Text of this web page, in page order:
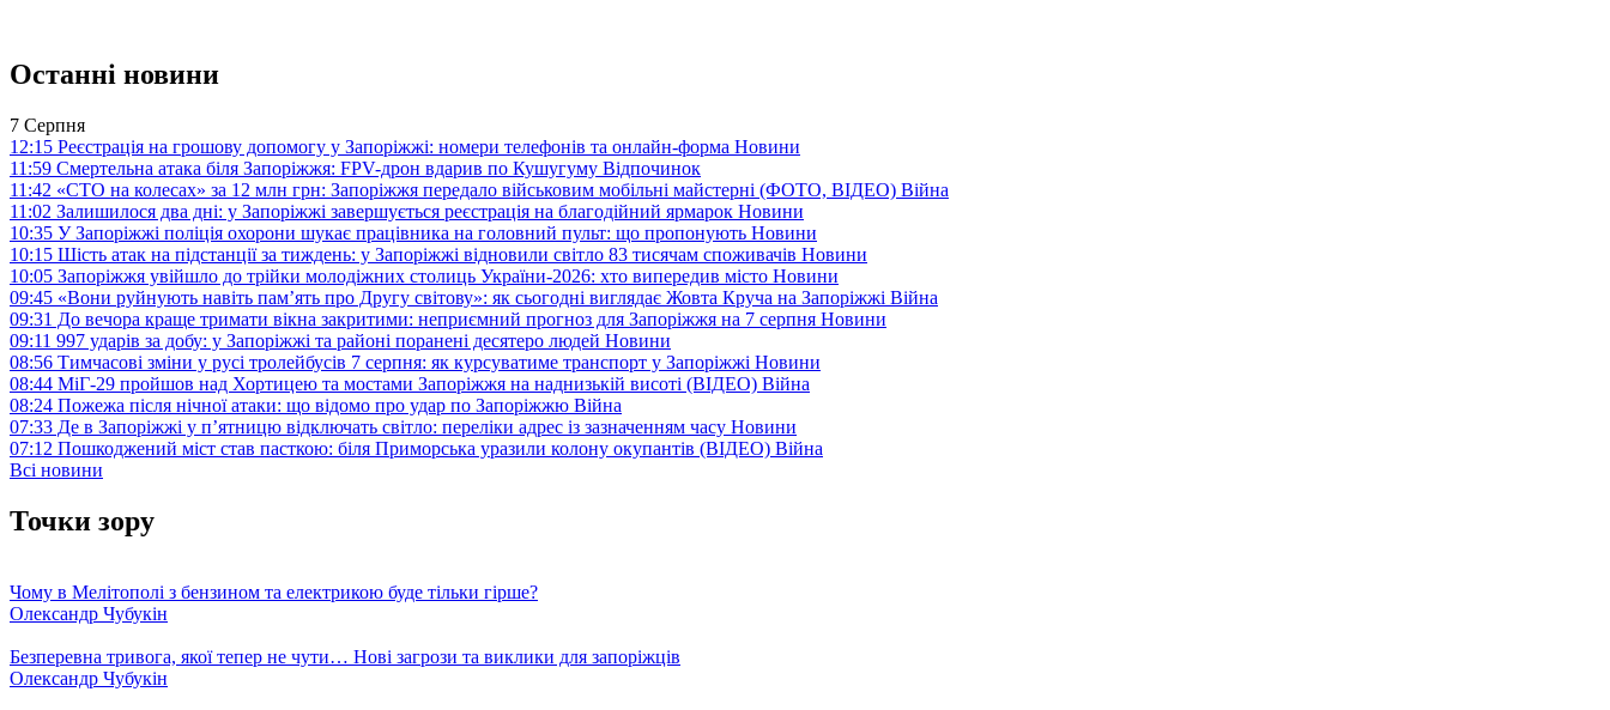
Останні новини
7 Серпня
12:15 Реєстрація на грошову допомогу у Запоріжжі: номери телефонів та онлайн-форма Новини
11:59 Смертельна атака біля Запоріжжя: FPV-дрон вдарив по Кушугуму Відпочинок
11:42 «СТО на колесах» за 12 млн грн: Запоріжжя передало військовим мобільні майстерні (ФОТО, ВІДЕО) Війна
11:02 Залишилося два дні: у Запоріжжі завершується реєстрація на благодійний ярмарок Новини
10:35 У Запоріжжі поліція охорони шукає працівника на головний пульт: що пропонують Новини
10:15 Шість атак на підстанції за тиждень: у Запоріжжі відновили світло 83 тисячам споживачів Новини
10:05 Запоріжжя увійшло до трійки молодіжних столиць України-2026: хто випередив місто Новини
09:45 «Вони руйнують навіть пам’ять про Другу світову»: як сьогодні виглядає Жовта Круча на Запоріжжі Війна
09:31 До вечора краще тримати вікна закритими: неприємний прогноз для Запоріжжя на 7 серпня Новини
09:11 997 ударів за добу: у Запоріжжі та районі поранені десятеро людей Новини
08:56 Тимчасові зміни у русі тролейбусів 7 серпня: як курсуватиме транспорт у Запоріжжі Новини
08:44 МіГ-29 пройшов над Хортицею та мостами Запоріжжя на наднизькій висоті (ВІДЕО) Війна
08:24 Пожежа після нічної атаки: що відомо про удар по Запоріжжю Війна
07:33 Де в Запоріжжі у п’ятницю відключать світло: переліки адрес із зазначенням часу Новини
07:12 Пошкоджений міст став пасткою: біля Приморська уразили колону окупантів (ВІДЕО) Війна
Всі новини
Точки зору
Чому в Мелітополі з бензином та електрикою буде тільки гірше?
Олександр Чубукін
Безперевна тривога, якої тепер не чути… Нові загрози та виклики для запоріжців
Олександр Чубукін